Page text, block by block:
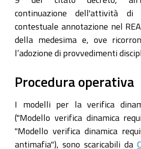
continuazione dell'attività di
contestuale annotazione nel
della medesima e, ove
l’adozione di provvedimenti
Procedura operativa
I modelli per la verifica
("Modello verifica dinamica
"Modello verifica dinamica
antimafia"), sono scaricabili da